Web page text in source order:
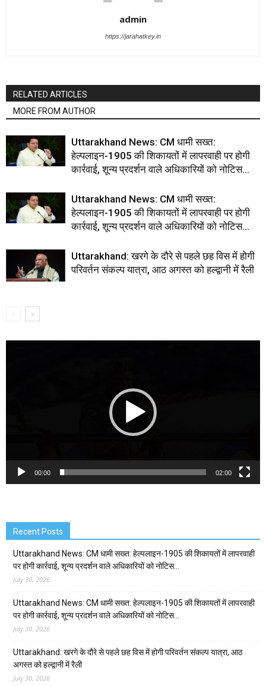
admin
https://jarahatkey.in
RELATED ARTICLES
MORE FROM AUTHOR
Uttarakhand News: CM धामी सख्त:
हेल्पलाइन-1905 की शिकायतों में लापरवाही पर होगी
कार्रवाई, शून्य प्रदर्शन वाले अधिकारियों को नोटिस…
Uttarakhand News: CM धामी सख्त:
हेल्पलाइन-1905 की शिकायतों में लापरवाही पर होगी
कार्रवाई, शून्य प्रदर्शन वाले अधिकारियों को नोटिस…
Uttarakhand: खरगे के दौरे से पहले छह विस में होगी
परिवर्तन संकल्प यात्रा, आठ अगस्त को हल्द्वानी में रैली
00:00 02:00
Recent Posts
Uttarakhand News: CM धामी सख्त: हेल्पलाइन-1905 की शिकायतों में लापरवाही
पर होगी कार्रवाई, शून्य प्रदर्शन वाले अधिकारियों को नोटिस…
July 30, 2026
Uttarakhand News: CM धामी सख्त: हेल्पलाइन-1905 की शिकायतों में लापरवाही
पर होगी कार्रवाई, शून्य प्रदर्शन वाले अधिकारियों को नोटिस…
July 30, 2026
Uttarakhand: खरगे के दौरे से पहले छह विस में होगी परिवर्तन संकल्प यात्रा, आठ
अगस्त को हल्द्वानी में रैली
July 30, 2026